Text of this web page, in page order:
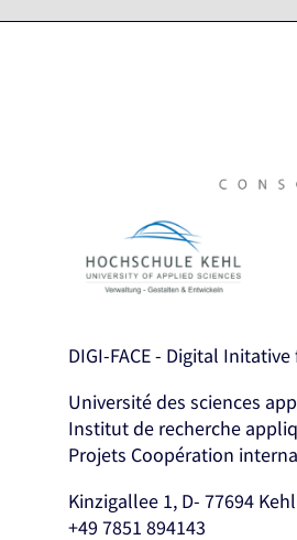
DIGI-FACE - Digital
Université des sciences
Institut de recherche
Projets Coopération
Kinzigallee 1, D- 77694 Kehl
+49 7851 894143